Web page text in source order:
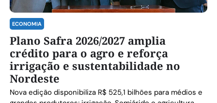
ECONOMIA
Plano Safra 2026/2027 amplia
crédito para o agro e reforça
irrigação e sustentabilidade no
Nordeste
Nova edição disponibiliza R$ 525,1 bilhões para médios e